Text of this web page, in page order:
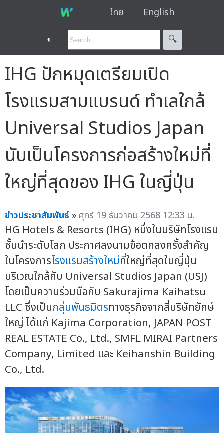
ไทย English
◐ 🔍︎
IHG ปักหมุดเตรียมเปิด
โรงแรมสามแบรนด์ ทำเลใกล้
Universal Studios Japan
นับเป็นโครงการก่อสร้างใหม่ที่
ใหญ่ที่สุดของ IHG ในญี่ปุ่น
ข่าวประชาสัมพันธ์ » ศุกร์ 19 ธันวาคม 2568 12:33 น.
HG Hotels & Resorts (IHG) หนึ่งในบริษัทโรงแรม
ชั้นนำระดับโลก ประกาศลงนามข้อตกลงครั้งสำคัญ
ในโครงการโรงแรมสร้างใหม่ที่ใหญ่ที่สุดในญี่ปุ่น
บริเวณใกล้กับ Universal Studios Japan (USJ)
โดยเป็นความร่วมมือกับ Sakurajima Kaihatsu
LLC ซึ่งเป็นกลุ่มพันธมิตรทางธุรกิจจากสี่บริษัทยักษ์
ใหญ่ ได้แก่ Kajima Corporation, JAPAN POST
REAL ESTATE Co., Ltd., SMFL MIRAI Partners
Company, Limited และ Keihanshin Building
Co., Ltd.